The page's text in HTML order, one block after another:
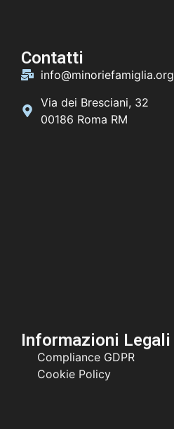
Contatti
info@minoriefamiglia.org
Via dei Bresciani, 32
00186 Roma RM
Informazioni Legali
Compliance GDPR
Cookie Policy